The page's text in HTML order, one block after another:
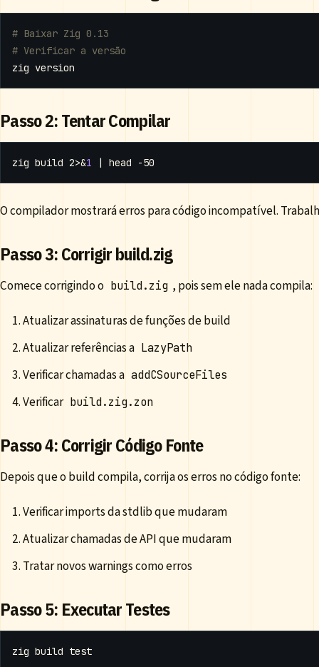
# Baixar Zig 0.13
# Verificar a versão
Passo 2: Tentar Compilar
zig build 2>&1 |
O compilador mostrará erros para código incompatível.
Passo 3: Corrigir build.zig
Comece corrigindo o build.zig , pois sem ele nada compila:
Atualizar assinaturas de funções de build
Atualizar referências a LazyPath
Verificar chamadas a addCSourceFiles
Verificar build.zig.zon
Passo 4: Corrigir Código Fonte
Depois que o build compila, corrija os erros no código fonte:
Verificar imports da stdlib que mudaram
Atualizar chamadas de API que mudaram
Tratar novos warnings como erros
Passo 5: Executar Testes
zig build test